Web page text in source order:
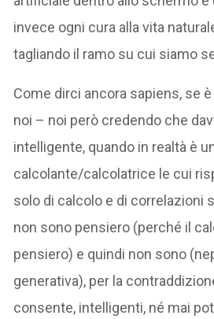
invece ogni cura alla vita
tagliando il ramo su cui siamo
Come dirci ancora sapiens, se è
noi – noi però credendo che
intelligente, quando in realtà è
calcolante/calcolatrice le cui
solo di calcolo e di correlazioni
non sono pensiero (perché il
pensiero) e quindi non sono
generativa), per la
consente, intelligenti, né mai